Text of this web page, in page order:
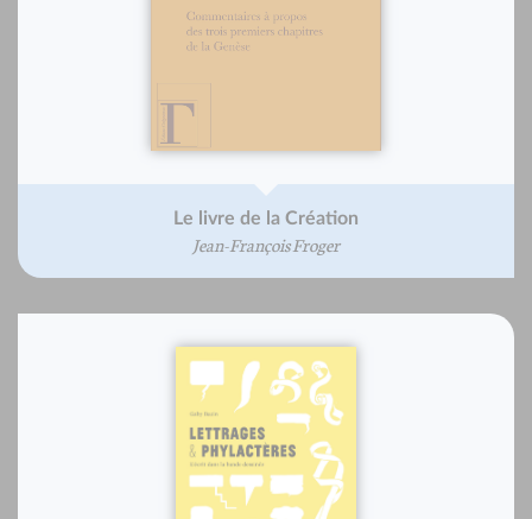
Le livre de la Création
Jean-François Froger